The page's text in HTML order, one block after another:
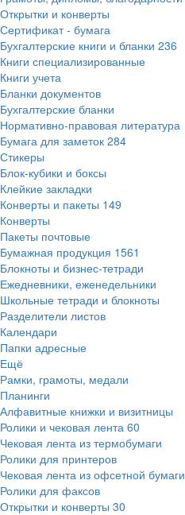
Открытки и конверты
Сертификат - бумага
Бухгалтерские книги и бланки 236
Книги специализированные
Книги учета
Бланки документов
Бухгалтерские бланки
Нормативно-правовая литература
Бумага для заметок 284
Стикеры
Блок-кубики и боксы
Клейкие закладки
Конверты и пакеты 149
Конверты
Пакеты почтовые
Бумажная продукция 1561
Блокноты и бизнес-тетради
Ежедневники, еженедельники
Школьные тетради и блокноты
Разделители листов
Календари
Папки адресные
Ещё
Рамки, грамоты, медали
Планинги
Алфавитные книжки и визитницы
Ролики и чековая лента 60
Чековая лента из термобумаги
Ролики для принтеров
Чековая лента из офсетной бумаги
Ролики для факсов
Открытки и конверты 30